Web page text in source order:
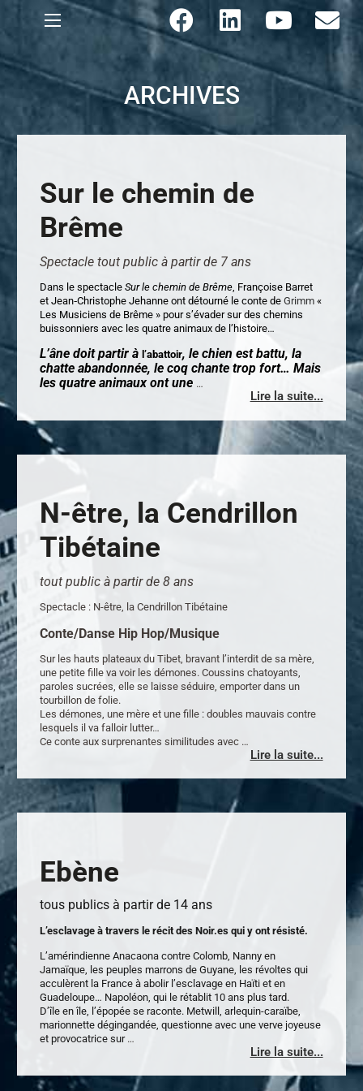
ARCHIVES
Sur le chemin de
Brême
Spectacle tout public à partir de 7 ans
Dans le spectacleSur le chemin de Brême, Françoise Barret
et Jean‐Christophe Jehanne ont détourné le conte deGrimm «
Les Musiciens de Brême » pour s’évader sur des chemins
buissonniers avec les quatre animaux de l’histoire…
L’âne doit partir àl’abattoir, le chien est battu, la
chatte abandonnée, le coq chante trop fort… Mais
les quatre animaux ont une …
Lire la suite...
N-être, la Cendrillon
Tibétaine
tout public à partir de 8 ans
Spectacle : N-être, la Cendrillon Tibétaine
Conte/Danse Hip Hop/Musique
Sur les hauts plateaux du Tibet, bravant l’interdit de sa mère,
une petite fille va voir les démones. Coussins chatoyants,
paroles sucrées, elle se laisse séduire, emporter dans un
tourbillon de folie.
Les démones, une mère et une fille : doubles mauvais contre
lesquels il va falloir lutter…
Ce conte aux surprenantes similitudes avec …
Lire la suite...
Ebène
tous publics à partir de 14 ans
L’esclavage à travers le récit des Noir.es qui y ont résisté.
L’amérindienne Anacaona contre Colomb, Nanny en
Jamaïque, les peuples marrons de Guyane, les révoltes qui
acculèrent la France à abolir l’esclavage en Haïti et en
Guadeloupe… Napoléon, qui le rétablit 10 ans plus tard.
D’île en île, l’épopée se raconte. Metwill, arlequin-caraïbe,
marionnette dégingandée, questionne avec une verve joyeuse
et provocatrice sur …
Lire la suite...